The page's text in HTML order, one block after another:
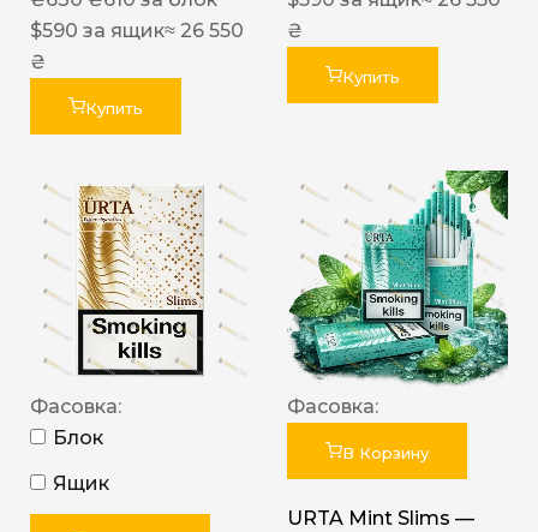
$590 за ящик≈ 26 550
₴
Купить
₴
Купить
Фасовка:
Блок
Ящик
Фасовка:
В Корзину
URTA Mint Slims —